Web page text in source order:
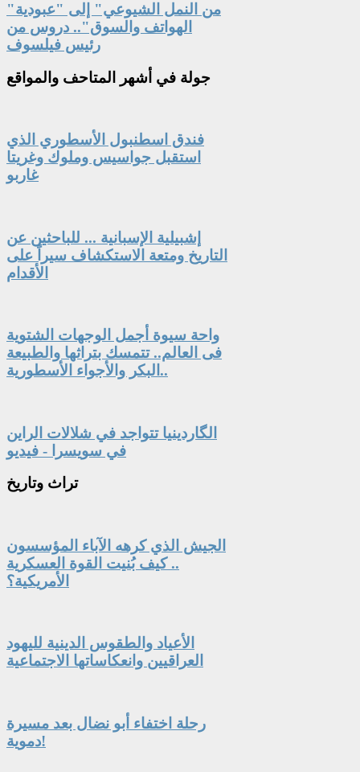
"من النمل الشيوعي" إلى "عبودية
الهواتف والسوق".. دروس من
رئيس فيلسوف
جولة في أشهر المتاحف والمواقع
فندق اسطنبول الأسطوري الذي
استقبل جواسيس وملوك وغريتا
غاربو
إشبيلية الإسبانية ... للباحثين عن
التاريخ ومتعة الاستكشاف سيراً على
الأقدام
واحة سيوة أجمل الوجهات الشتوية
فى العالم.. تتمسك بتراثها والطبيعة
البكر والأجواء الأسطورية..
الگاردينيا تتواجد في شلالات الراين
في سويسرا - فيديو
تراث وتاريخ
الجيش الذي كرهه الآباء المؤسسون
.. كيف بُنيت القوة العسكرية
الأمريكية؟
الأعياد والطقوس الدينية لليهود
العراقيين وانعكاساتها الاجتماعية
رحلة اختفاء أبو نضال بعد مسيرة
دموية!